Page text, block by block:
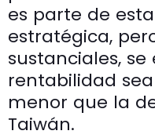
es parte de
estratégica,
sustanciales,
rentabilidad
menor que la
Taiwán.